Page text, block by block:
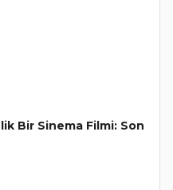
Bir Sinema Filmi: Son